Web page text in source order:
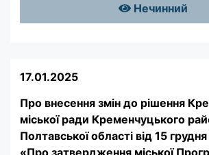
Нечинний
17.01.2025
Про внесення змін до рішення
міської ради Кременчуцького
Полтавської області від 15
«Про затвердження міської